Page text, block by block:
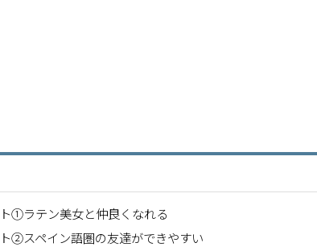
➀ラテン美女と仲良くなれる
②スペイン語圏の友達ができやすい